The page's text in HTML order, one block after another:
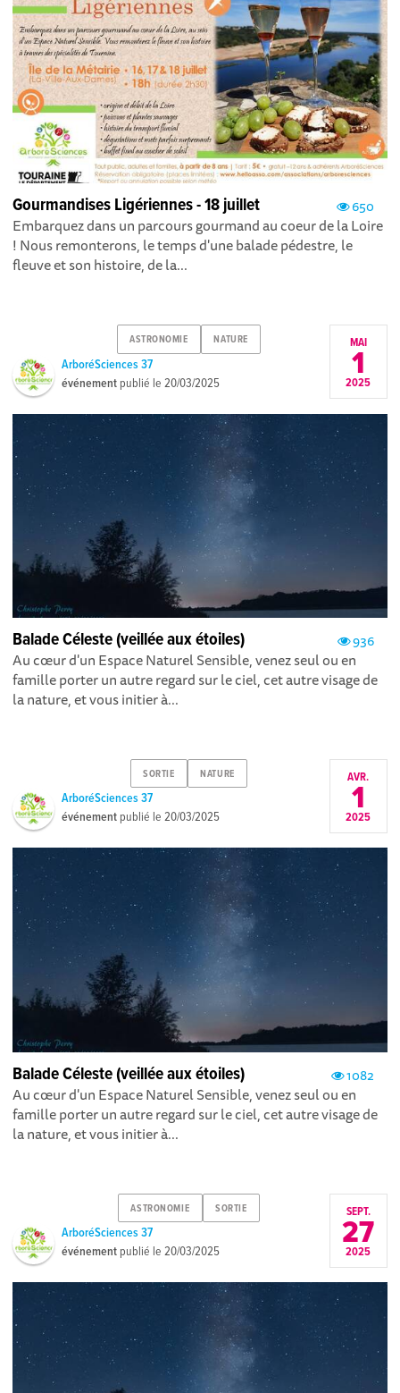
650
Gourmandises Ligériennes - 18 juillet
Embarquez dans un parcours gourmand au coeur de la Loire
! Nous remonterons, le temps d'une balade pédestre, le
fleuve et son histoire, de la...
ASTRONOMIE NATURE
ArboréSciences 37
événement publié le20/03/2025
MAI
1
2025
936
Balade Céleste (veillée aux étoiles)
Au cœur d'un Espace Naturel Sensible, venez seul ou en
famille porter un autre regard sur le ciel, cet autre visage de
la nature, et vous initier à...
SORTIE NATURE
ArboréSciences 37
événement publié le20/03/2025
AVR.
1
2025
1082
Balade Céleste (veillée aux étoiles)
Au cœur d'un Espace Naturel Sensible, venez seul ou en
famille porter un autre regard sur le ciel, cet autre visage de
la nature, et vous initier à...
ASTRONOMIE SORTIE
ArboréSciences 37
événement publié le20/03/2025
SEPT.
27
2025